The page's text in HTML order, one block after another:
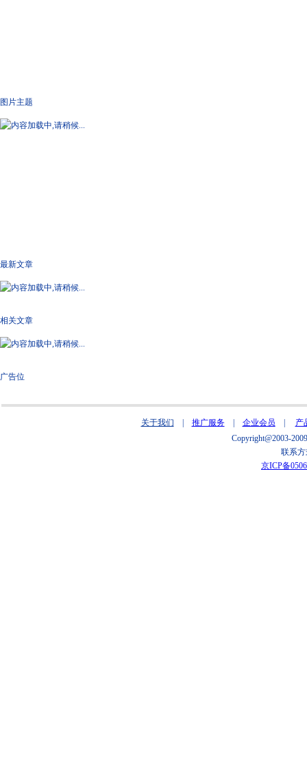
图片主题
最新文章
相关文章
广告位
关于我们 推广服务| 企业会员
产
Copyright@2003-
联系方
京ICP备